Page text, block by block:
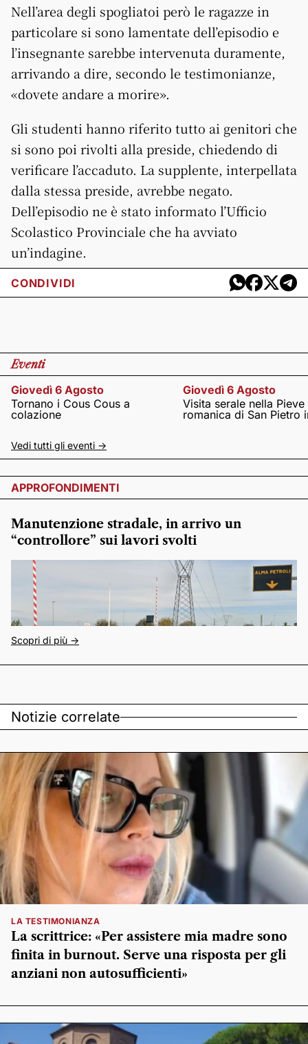
Nell’area degli spogliatoi però le ragazze in
particolare si sono lamentate dell’episodio e
l’insegnante sarebbe intervenuta duramente,
arrivando a dire, secondo le testimonianze,
«dovete andare a morire».
Gli studenti hanno riferito tutto ai genitori che
si sono poi rivolti alla preside, chiedendo di
verificare l’accaduto. La supplente, interpellata
dalla stessa preside, avrebbe negato.
Dell’episodio ne è stato informato l’Ufficio
Scolastico Provinciale che ha avviato
un’indagine.
CONDIVIDI
Eventi
Giovedì 6 Agosto
Tornano i Cous Cous a
colazione
Giovedì 6 Agosto
Visita serale nella Pieve
romanica di San Pietro
Vedi tutti gli eventi ->
APPROFONDIMENTI
Manutenzione stradale, in arrivo un
“controllore” sui lavori svolti
Scopri di più ->
Notizie correlate
LA TESTIMONIANZA
La scrittrice: «Per assistere mia madre sono
finita in burnout. Serve una risposta per gli
anziani non autosufficienti»